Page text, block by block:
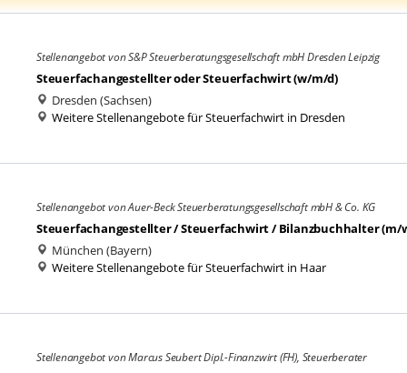
Stellenangebot von S&P Steuerberatungsgesellschaft mbH Dresden Leipzig
Steuerfachangestellter oder Steuerfachwirt (w/m/d)
Dresden (Sachsen)
Weitere Stellenangebote für Steuerfachwirt in Dresden
Stellenangebot von Auer-Beck Steuerberatungsgesellschaft mbH & Co. KG
Steuerfachangestellter / Steuerfachwirt / Bilanzbuchhalter (m/
München (Bayern)
Weitere Stellenangebote für Steuerfachwirt in Haar
Stellenangebot von Marcus Seubert Dipl.-Finanzwirt (FH), Steuerberater